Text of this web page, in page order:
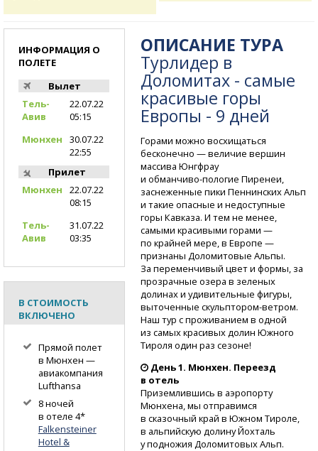
ОПИСАНИЕ ТУРА
Турлидер в
Доломитах - самые
красивые горы
Европы - 9 дней
Горами можно восхищаться
бесконечно — величие вершин
массива Юнгфрау
и обманчиво-пологие Пиренеи,
заснеженные пики Пеннинских Альп
и такие опасные и недоступные
горы Кавказа. И тем не менее,
самыми красивыми горами —
по крайней мере, в Европе —
признаны Доломитовые Альпы.
За переменчивый цвет и формы, за
прозрачные озера в зеленых
долинах и удивительные фигуры,
выточенные скульптором-ветром.
Наш тур с проживанием в одной
из самых красивых долин Южного
Тироля один раз сезоне!
День 1. Мюнхен. Переезд
в отель
Приземлившись в аэропорту
Мюнхена, мы отправимся
в сказочный край в Южном Тироле,
в альпийскую долину Йохталь
у подножия Доломитовых Альп.
ИНФОРМАЦИЯ О
ПОЛЕТЕ
Вылет
Тель-
Авив
22.07.22
05:15
Мюнхен
30.07.22
22:55
Прилет
Мюнхен
22.07.22
08:15
Тель-
Авив
31.07.22
03:35
В СТОИМОСТЬ
ВКЛЮЧЕНО
Прямой полет
в Мюнхен —
авиакомпания
Lufthansa
8 ночей
в отеле 4*
Falkensteiner
Hotel &